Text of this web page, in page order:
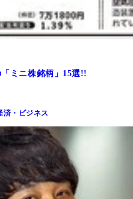
ミニ株銘柄」15選!!
済・ビジネス